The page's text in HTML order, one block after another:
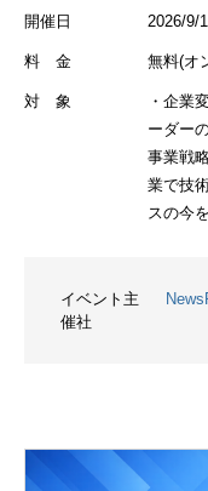
開催日 2026/9/
料 金 無料(オ
対 象
・企業
ーダー
事業戦
業で技
スの今
イベント主
催社